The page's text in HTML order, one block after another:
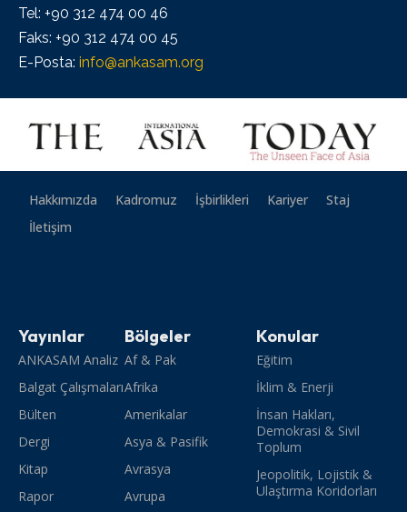
Tel: +90 312 474 00 46
Faks: +90 312 474 00 45
E-Posta: info@ankasam.org
Hakkımızda Kadromuz İşbirlikleri Kariyer
Staj
İletişim
Yayınlar
ANKASAM Analiz
Balgat Çalışmaları
Bülten
Dergi
Kitap
Rapor
Bölgeler
Af & Pak
Afrika
Amerikalar
Asya & Pasifik
Avrasya
Avrupa
Konular
Eğitim
İklim & Enerji
İnsan Hakları,
Demokrasi & Sivil
Toplum
Jeopolitik, Lojistik &
Ulaştırma Koridorları